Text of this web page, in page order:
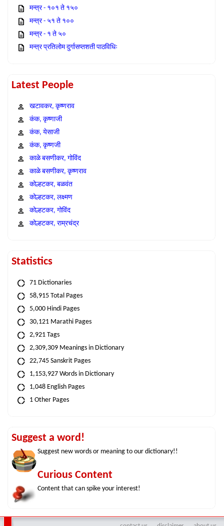
मन्त्र - १०१ ते १५०
मन्त्र - ५१ ते १००
मन्त्र - १ ते ५०
मन्त्र प्रतिलोम दुर्गासप्तशती पाठविधिः
Latest People
खटावकर, कृष्णराव
कंक, कृष्णाजी
कंक, येसाजी
कंक, कृष्णजी
काळे बसणीकर, गोविंद
काळे बसणीकर, कृष्णराव
कोल्हटकर, बळवंत
कोल्हटकर, लक्ष्मण
कोल्हटकर, गोविंद
कोल्हटकर, राम्रचंद्र
Statistics
71 Dictionaries
58,915 Total Pages
5,000 Hindi Pages
30,121 Marathi Pages
2,921 Tags
2,309,309 Meanings in Dictionary
22,745 Sanskrit Pages
1,153,927 Words in Dictionary
1,048 English Pages
1 Other Pages
Suggest a word!
Suggest new words or meaning to our dictionary!!
Curious Content
Content that can spike your interest!